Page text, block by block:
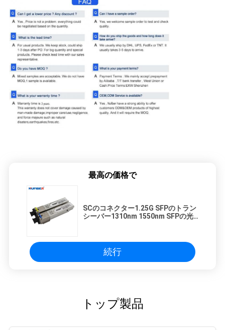
最高の価格で
SCのコネクター1.25G SFPのトラン
シーバー1310nm 1550nm SFPの光
続行
トップ製品